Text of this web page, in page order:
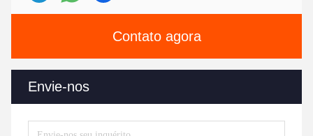
Contato agora
Envie-nos